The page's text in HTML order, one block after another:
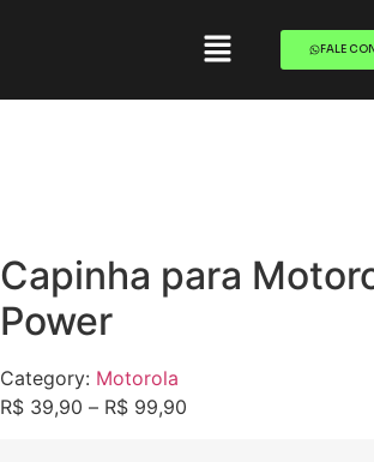
FALE
Capinha para
Power
Category: Motorola
R$ 39,90 – R$ 99,90